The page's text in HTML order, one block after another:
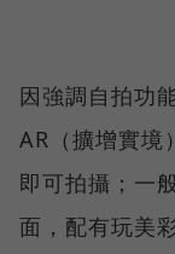
因強調自拍功
AR（擴增實境
即可拍攝；一
面，配有玩美